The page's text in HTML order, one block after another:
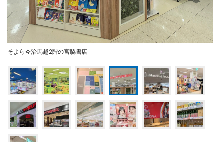
そよら今治馬越2階の宮脇書店